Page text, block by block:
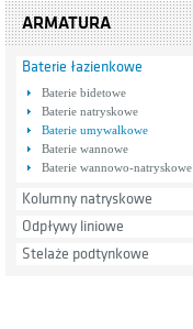
ARMATURA
Baterie łazienkowe
Baterie bidetowe
Baterie natryskowe
Baterie umywalkowe
Baterie wannowe
Baterie wannowo-natryskowe
Kolumny natryskowe
Odpływy liniowe
Stelaże podtynkowe